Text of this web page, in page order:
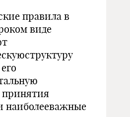
правила в
виде
принятия
наиболееважные